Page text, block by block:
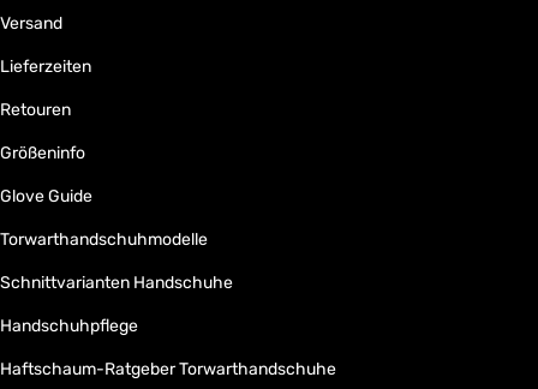
Versand
Lieferzeiten
Retouren
Größeninfo
Glove Guide
Torwarthandschuhmodelle
Schnittvarianten Handschuhe
Handschuhpflege
Haftschaum-Ratgeber Torwarthandschuhe